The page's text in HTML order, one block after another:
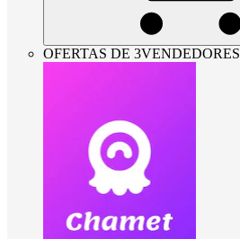
OFERTAS DE 3VENDEDORES